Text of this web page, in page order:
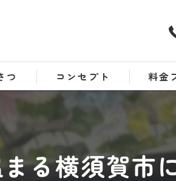
つ コンセプト 料金
る横須賀市